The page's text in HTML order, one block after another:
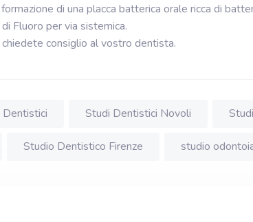
di una placca batterica orale ricca di
Fluoro per via sistemica.
consiglio al vostro dentista.
Studi Dentistici Novoli
Studio Dentistico Firenze studio